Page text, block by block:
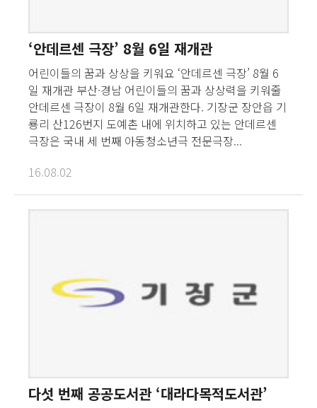
‘안데르센 극장’ 8월 6일 재개관
어린이들의 꿈과 상상을 키워요 ‘안데르센 극장’ 8월 6
일 재개관 부산·경남 어린이들의 꿈과 상상력을 키워줄
안데르센 극장이 8월 6일 재개관한다. 기장군 장안읍 기
룡리 산126번지 도예촌 내에 위치하고 있는 안데르센
극장은 국내 세 번째 아동청소년극 전문극장...
16.08.02
다섯 번째 공공도서관 ‘대라다목적도서관’